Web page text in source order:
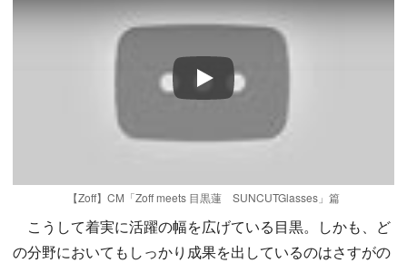
Play
【Zoff】CM「Zoff meets 目黒蓮 SUNCUTGlasses」篇
こうして着実に活躍の幅を広げている目黒。しかも、ど
の分野においてもしっかり成果を出しているのはさすがの